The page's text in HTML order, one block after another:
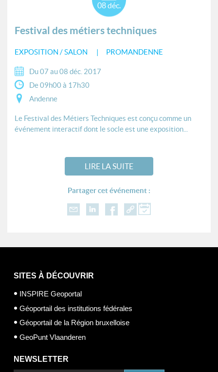
Festival des métiers techniques
EXPOSITION / SALON PROMANDENNE
08 déc.
Du 07 au 08 déc. 2017
De 09h00 à 17h30
Andenne
Le Festival des Métiers Techniques est conçu comme un
événement interactif dont le socle est une exposition...
LIRE LA SUITE
Partager cet événement :
SITES À DÉCOUVRIR
INSPIRE Geoportal
Géoportail des institutions fédérales
Géoportail de la Région bruxelloise
GeoPunt Vlaanderen
NEWSLETTER